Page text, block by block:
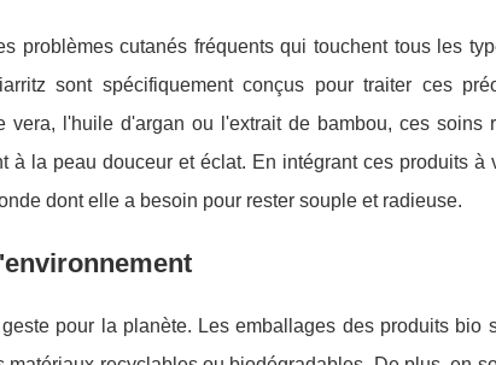
problèmes cutanés fréquents qui touchent tous les
sont spécifiquement conçus pour traiter ces
l'huile d'argan ou l'extrait de bambou, ces soins
à la peau douceur et éclat. En intégrant ces produits à
dont elle a besoin pour rester souple et radieuse.
pour la planète. Les emballages des produits bio